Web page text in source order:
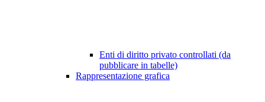
Enti di diritto privato controllati (da
pubblicare in tabelle)
Rappresentazione grafica